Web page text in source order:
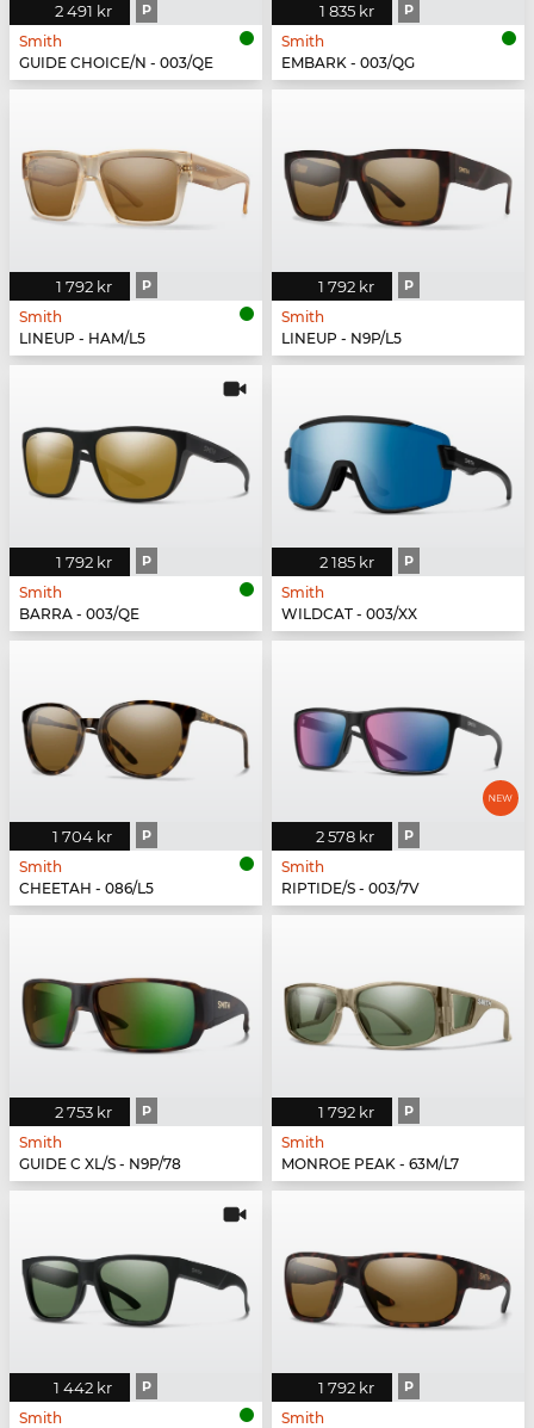
2 491 kr P
Smith
GUIDE CHOICE/N - 003/QE
1 835 kr P
Smith
EMBARK - 003/QG
1 792 kr P
Smith
LINEUP - HAM/L5
1 792 kr P
Smith
LINEUP - N9P/L5
1 792 kr P
Smith
BARRA - 003/QE
2 185 kr P
Smith
WILDCAT - 003/XX
1 704 kr P
Smith
CHEETAH - 086/L5
2 578 kr P
Smith
RIPTIDE/S - 003/7V
2 753 kr P
Smith
GUIDE C XL/S - N9P/78
1 792 kr P
Smith
MONROE PEAK - 63M/L7
1 442 kr P
Smith
1 792 kr P
Smith